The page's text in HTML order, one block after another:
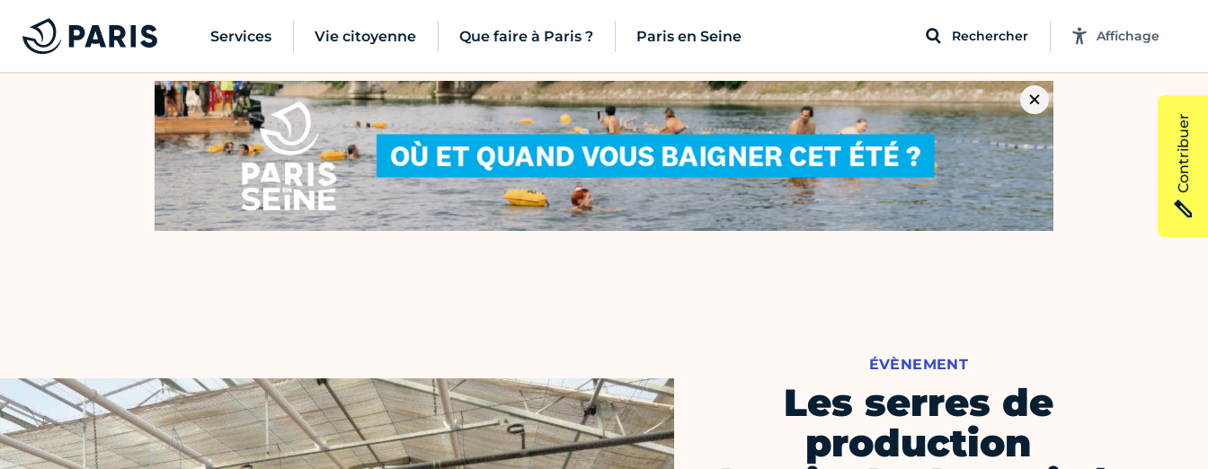
Services Vie citoyenne Que faire à Paris ? Paris en Seine Rechercher Affichage
ÉVÈNEMENT
Les serres de
production
Contribuer